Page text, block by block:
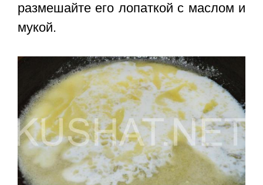
размешайте его лопаткой с маслом и
мукой.